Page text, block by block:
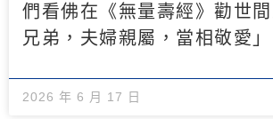
們看佛在《無量壽經》勸世
兄弟，夫婦親屬，當相敬愛
2026 年 6 月 17 日